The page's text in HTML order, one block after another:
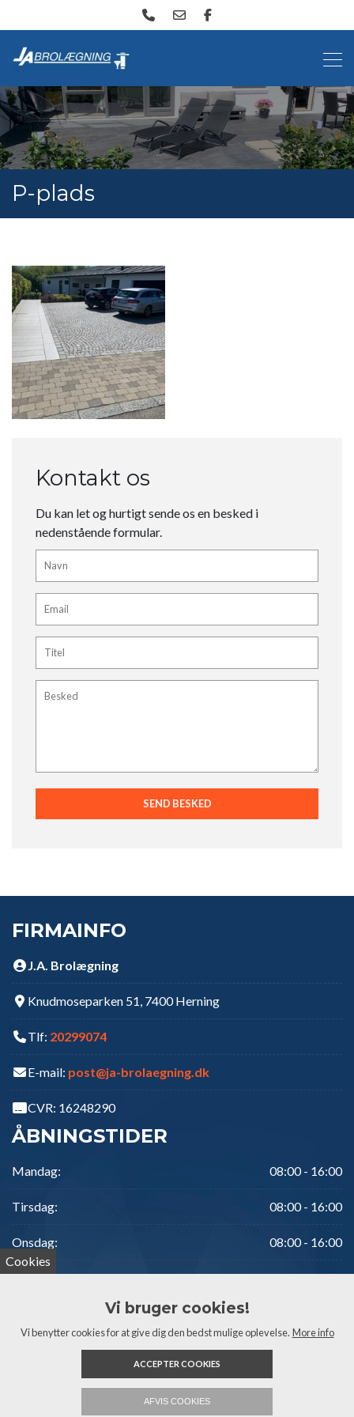
til
hovedindhold
P-plads
Kontakt os
Du kan let og hurtigt sende os en besked i
nedenstående formular.
FIRMAINFO
J.A. Brolægning
Knudmoseparken 51, 7400 Herning
Tlf: 20299074
E-mail: post@ja-brolaegning.dk
CVR: 16248290
ÅBNINGSTIDER
Mandag: 08:00 - 16:00
Tirsdag: 08:00 - 16:00
Onsdag: 08:00 - 16:00
Torsdag: 08:00 - 16:00
Copyright 2026 J.A. Brolægning
20299074 Send email
Cookies
Vi bruger cookies!
Vi benytter cookies for at give dig den bedst mulige oplevelse. More info
ACCEPTER COOKIES
AFVIS COOKIES